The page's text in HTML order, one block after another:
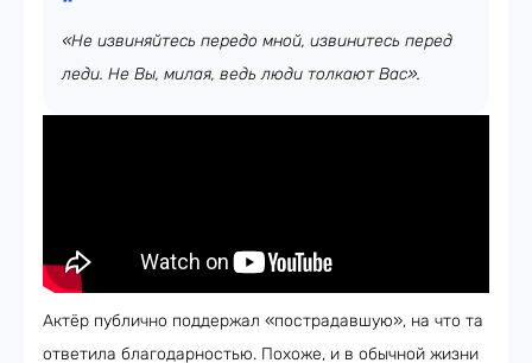
«Не извиняйтесь передо мной, извинитесь перед
леди. Не Вы, милая, ведь люди толкают Вас».
Актёр публично поддержал «пострадавшую», на что та
ответила благодарностью. Похоже, и в обычной жизни